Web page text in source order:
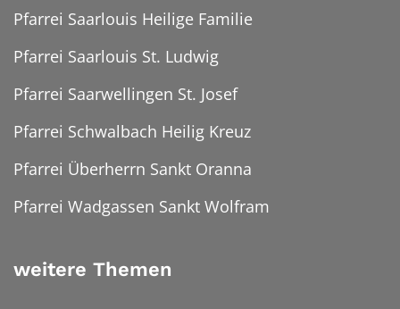
Pfarrei Saarlouis Heilige Familie
Pfarrei Saarlouis St. Ludwig
Pfarrei Saarwellingen St. Josef
Pfarrei Schwalbach Heilig Kreuz
Pfarrei Überherrn Sankt Oranna
Pfarrei Wadgassen Sankt Wolfram
weitere Themen